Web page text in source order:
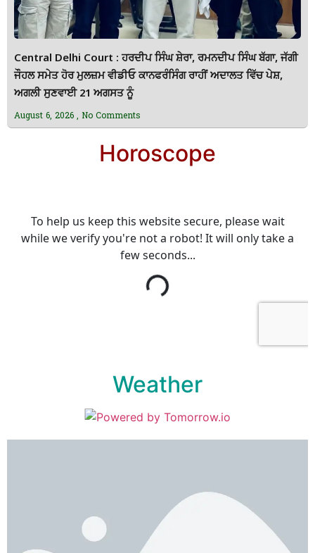
Central Delhi Court : ਹਰਦੀਪ ਸਿੰਘ ਸ਼ੇਰਾ, ਰਮਨਦੀਪ ਸਿੰਘ ਬੱਗਾ, ਜੱਗੀ
ਜੌਹਲ ਸਮੇਤ ਹੋਰ ਮੁਲਜ਼ਮ ਵੀਡੀਓ ਕਾਨਫਰੰਸਿੰਗ ਰਾਹੀਂ ਅਦਾਲਤ ਵਿੱਚ ਪੇਸ਼,
ਅਗਲੀ ਸੁਣਵਾਈ 21 ਅਗਸਤ ਨੂੰ
August 6, 2026 No Comments
Horoscope
Weather